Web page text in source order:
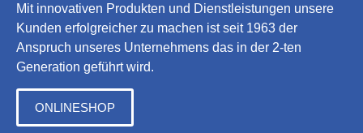
Mit innovativen Produkten und Dienstleistungen unsere
Kunden erfolgreicher zu machen ist seit 1963 der
Anspruch unseres Unternehmens das in der 2-ten
Generation geführt wird.
ONLINESHOP